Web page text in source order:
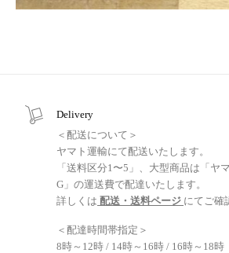
Delivery
＜配送について＞
ヤマト運輸にて配送いたします。
「送料区分1〜5」、大型商品は「ヤ
G」の運送費で配達いたします。
詳しくは 配送・送料ページ にてご確
＜配達時間帯指定＞
8時～12時 / 14時～16時 / 16時～18時